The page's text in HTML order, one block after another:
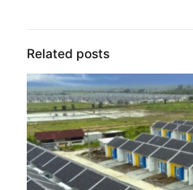
Related posts